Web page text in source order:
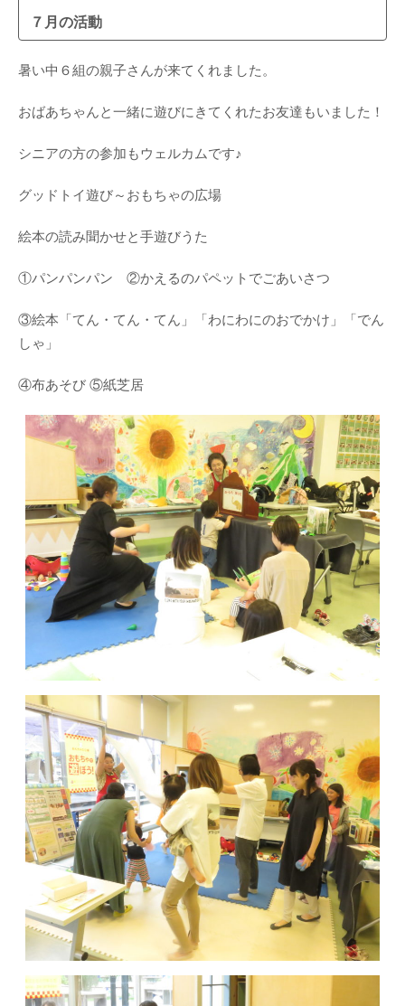
７月の活動
暑い中６組の親子さんが来てくれました。
おばあちゃんと一緒に遊びにきてくれたお友達もいました！
シニアの方の参加もウェルカムです♪
グッドトイ遊び～おもちゃの広場
絵本の読み聞かせと手遊びうた
①パンパンパン ②かえるのパペットでごあいさつ
③絵本「てん・てん・てん」「わにわにのおでかけ」「でん
しゃ」
④布あそび ⑤紙芝居